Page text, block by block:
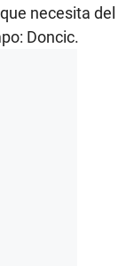
necesita del
Doncic.